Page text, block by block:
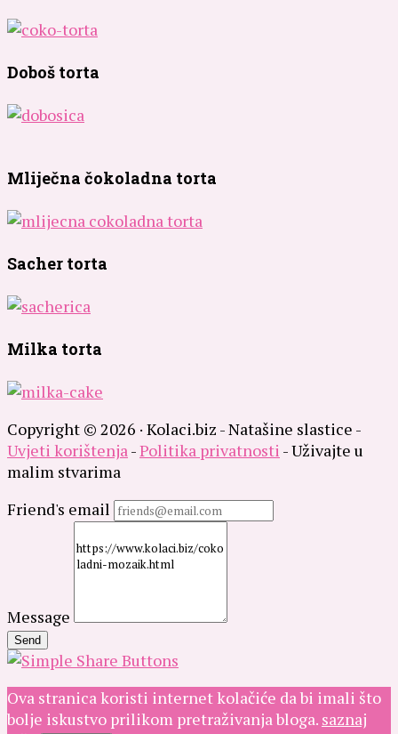
Doboš torta
Mliječna čokoladna torta
Sacher torta
Milka torta
Copyright © 2026 · Kolaci.biz - Natašine slastice -
Uvjeti korištenja-Politika privatnosti - Uživajte u
malim stvarima
Friend's email
Message
Send
Ova stranica koristi internet kolačiće da bi imali što
bolje iskustvo prilikom pretraživanja bloga. saznaj